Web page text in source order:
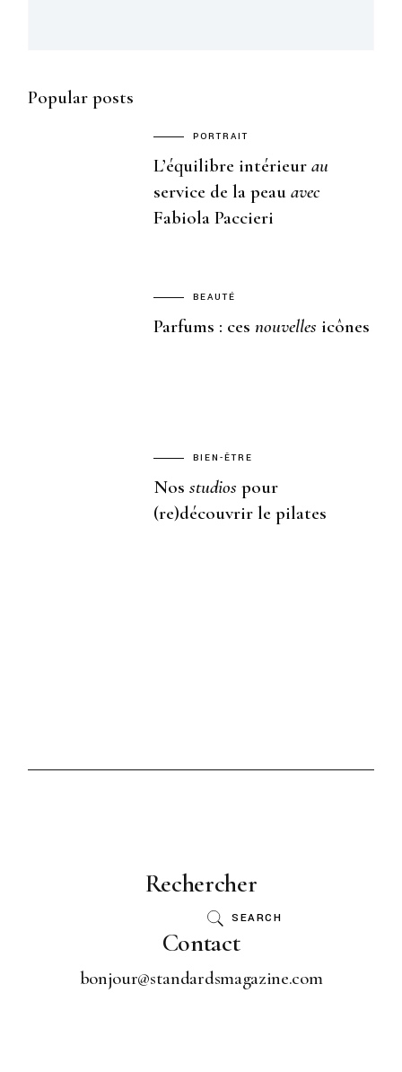
Popular posts
PORTRAIT
L’équilibre intérieurau
service de la peauavec
Fabiola Paccieri
BEAUTÉ
Parfums : cesnouvelles icônes
BIEN-ÊTRE
Nosstudios pour
(re)découvrir le pilates
Rechercher
SEARCH
Contact
bonjour@standardsmagazine.com